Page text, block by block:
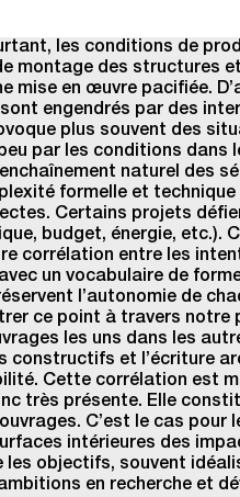
les conditions de
montage des
mise en œuvre pacifiée.
engendrés par des
plus souvent des
par les conditions
naturel des
formelle et
Certains projets
budget, énergie, etc.).
corrélation entre les
un vocabulaire de
l’autonomie de
ce point à travers
les uns dans les
et l’écriture
Cette corrélation
très présente. Elle
C’est le cas
intérieures des
objectifs, souvent
en recherche et